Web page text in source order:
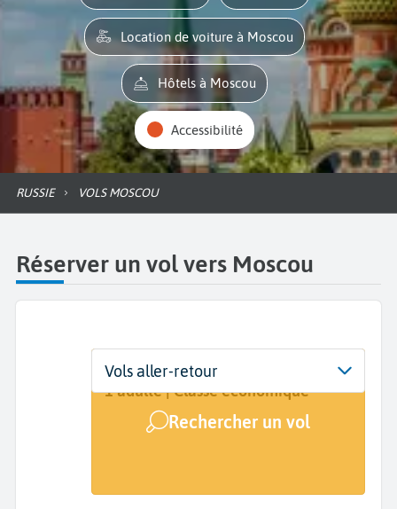
Location de voiture à Moscou
Hôtels à Moscou
Accessibilité
RUSSIE VOLS MOSCOU
Réserver un vol vers Moscou
Départ
De...
Dates
Dates de votre voyage
Voyageurs | Classe
1 adulte | Classe économique
Rechercher un vol
Vols aller-retour